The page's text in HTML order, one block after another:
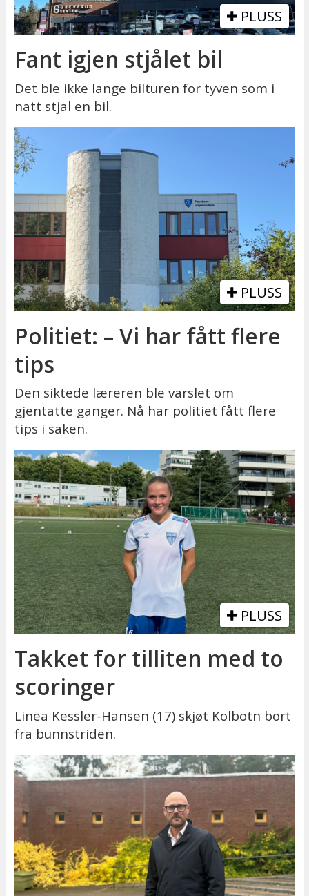
PLUSS
Fant igjen stjålet bil
Det ble ikke lange bilturen for tyven som i
natt stjal en bil.
PLUSS
Politiet: – Vi har fått flere
tips
Den siktede læreren ble varslet om
gjentatte ganger. Nå har politiet fått flere
tips i saken.
PLUSS
Takket for tilliten med to
scoringer
Linea Kessler-Hansen (17) skjøt Kolbotn bort
fra bunnstriden.